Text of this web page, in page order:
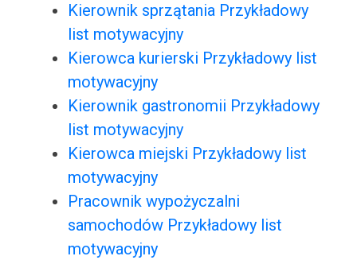
Kierownik sprzątania Przykładowy
list motywacyjny
Kierowca kurierski Przykładowy list
motywacyjny
Kierownik gastronomii Przykładowy
list motywacyjny
Kierowca miejski Przykładowy list
motywacyjny
Pracownik wypożyczalni
samochodów Przykładowy list
motywacyjny